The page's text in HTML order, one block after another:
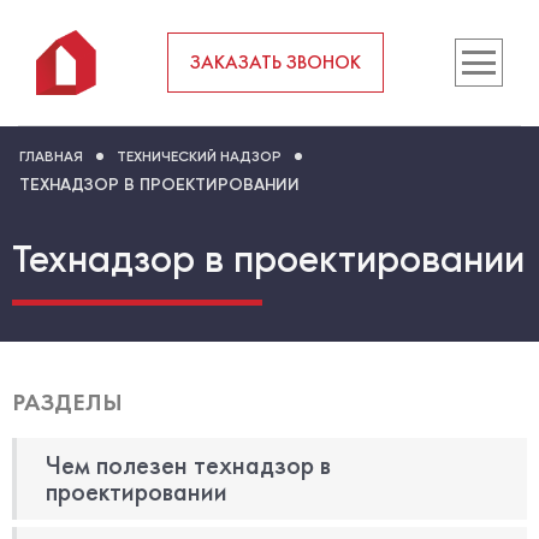
ЗАКАЗАТЬ ЗВОНОК
ГЛАВНАЯ ТЕХНИЧЕСКИЙ НАДЗОР
ТЕХНАДЗОР В ПРОЕКТИРОВАНИИ
Технадзор в проектировании
РАЗДЕЛЫ
Чем полезен технадзор в
проектировании